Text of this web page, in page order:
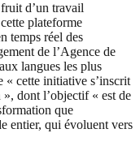
d’un travail
plateforme
temps réel des
de l’Agence de
langues les plus
« cette initiative s’inscrit
dont l’objectif « est de
que
entier, qui évoluent vers